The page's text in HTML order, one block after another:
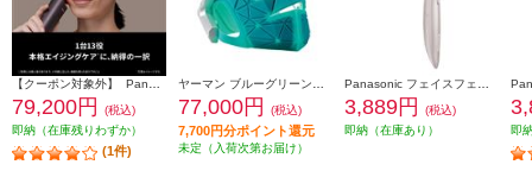
79,200円
(税込)
即納（在庫残りわずか）
(1件)
77,000円 (税込)
7,700円分ポイント還元
未定（入荷次第お届け）
3,889円
(税込)
即納（在庫あり）
即